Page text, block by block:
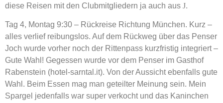
diese Reisen mit den Clubmitgliedern ja auch aus J.
Tag 4, Montag 9:30 – Rückreise Richtung München. Kurz –
alles verlief reibungslos. Auf dem Rückweg über das Penser
Joch wurde vorher noch der Rittenpass kurzfristig integriert –
Gute Wahl! Gegessen wurde vor dem Penser im Gasthof
Rabenstein (hotel-sarntal.it). Von der Aussicht ebenfalls gute
Wahl. Beim Essen mag man geteilter Meinung sein. Mein
Spargel jedenfalls war super verkocht und das Kaninchen